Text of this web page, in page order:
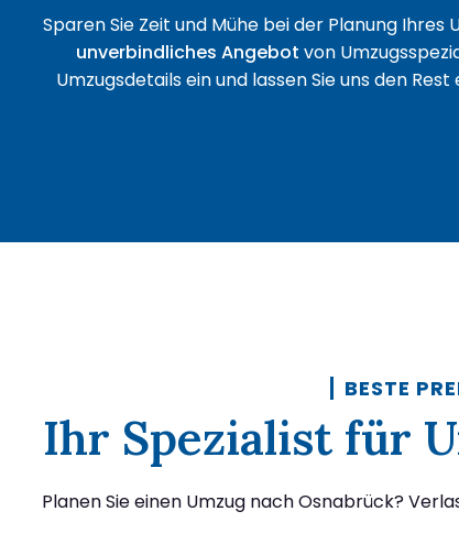
Sparen Sie Zeit und Mühe bei der Planung
unverbindliches Angebot von
Umzugsdetails ein und lassen Sie uns den
BESTE
Ihr Spezialist für
Planen Sie einen Umzug nach Osnabrück?